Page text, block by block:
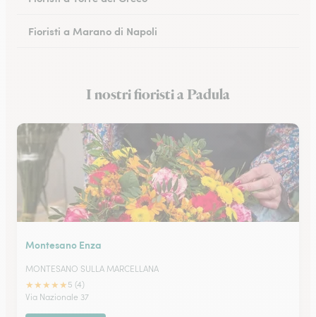
Fioristi a Marano di Napoli
Fioristi a Castellammare di Stabia
I nostri fioristi a Padula
Montesano Enza
MONTESANO SULLA MARCELLANA
★★★★★ 5 (4)
Via Nazionale 37